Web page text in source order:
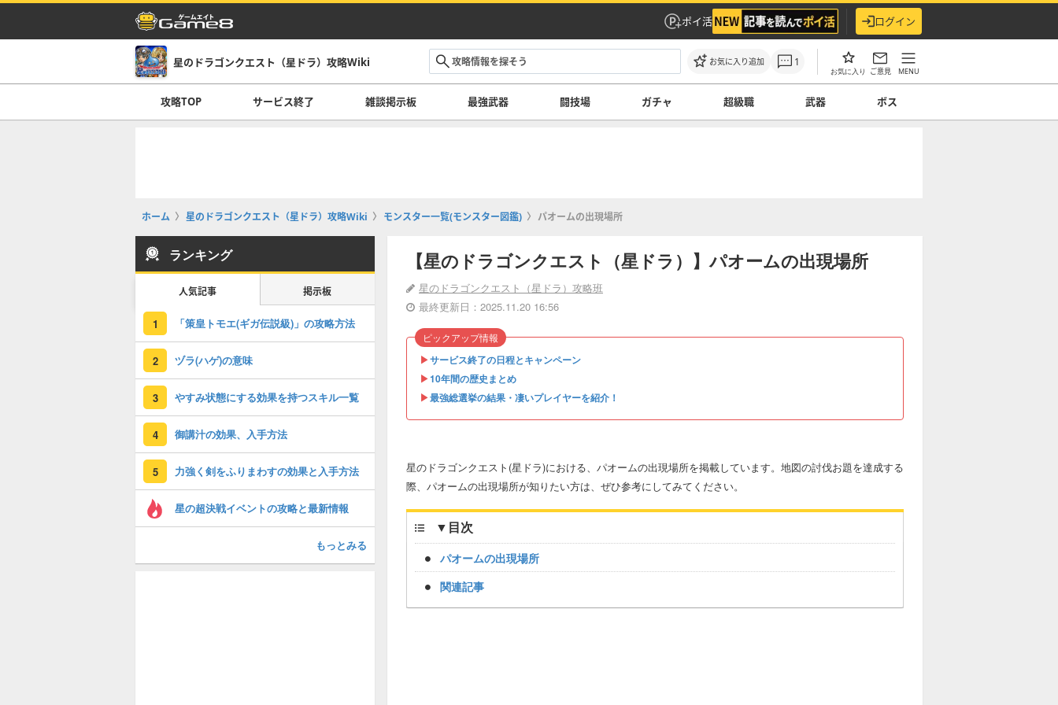
ポイ活 ログイン
星のドラゴンクエスト（星ドラ）攻略Wiki お気に入り追加 1
お気に入り ご意見 MENU
攻略TOP サービス終了 雑談掲示板 最強武器 闘技場 ガチャ 超級職 武器 ボス
ホーム 星のドラゴンクエスト（星ドラ）攻略Wiki モンスター一覧(モンスター図鑑) パオームの出現場所
【星のドラゴンクエスト（星ドラ）】パオームの出現場所
星のドラゴンクエスト（星ドラ）攻略班
最終更新日：2025.11.20 16:56
▶︎サービス終了の日程とキャンペーン
▶︎10年間の歴史まとめ
▶︎最強総選挙の結果・凄いプレイヤーを紹介！
ピックアップ情報
星のドラゴンクエスト(星ドラ)における、パオームの出現場所を掲載しています。地図の討伐お題を達成する
際、パオームの出現場所が知りたい方は、ぜひ参考にしてみてください。
▼ 目次
パオームの出現場所
関連記事
ランキング
人気記事 掲示板
1 「策皇トモエ(ギガ伝説級)」の攻略方法
2 ヅラ(ハゲ)の意味
3 やすみ状態にする効果を持つスキル一覧
4 御講汁の効果、入手方法
5 力強く剣をふりまわすの効果と入手方法
星の超決戦イベントの攻略と最新情報
もっとみる